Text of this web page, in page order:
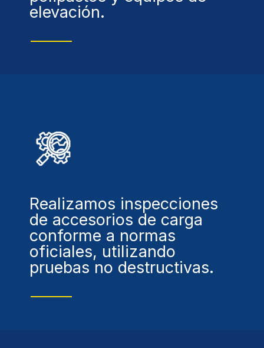
elevación.
Realizamos inspecciones
de accesorios de carga
conforme a normas
oficiales, utilizando
pruebas no destructivas.